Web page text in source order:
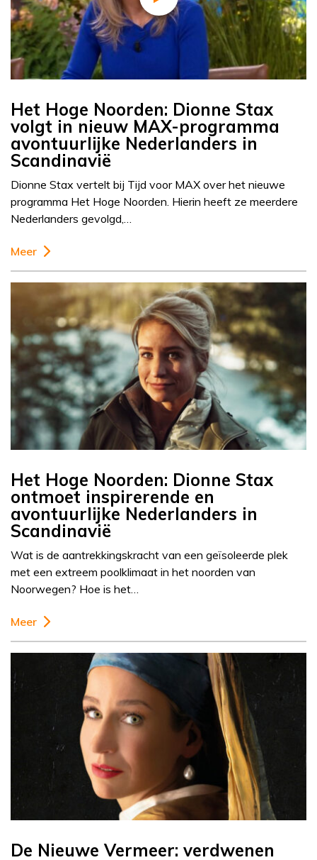
Het Hoge Noorden: Dionne Stax
volgt in nieuw MAX-programma
avontuurlijke Nederlanders in
Scandinavië
Dionne Stax vertelt bij Tijd voor MAX over het nieuwe
programma Het Hoge Noorden. Hierin heeft ze meerdere
Nederlanders gevolgd,…
Meer
Het Hoge Noorden: Dionne Stax
ontmoet inspirerende en
avontuurlijke Nederlanders in
Scandinavië
Wat is de aantrekkingskracht van een geïsoleerde plek
met een extreem poolklimaat in het noorden van
Noorwegen? Hoe is het…
Meer
De Nieuwe Vermeer: verdwenen